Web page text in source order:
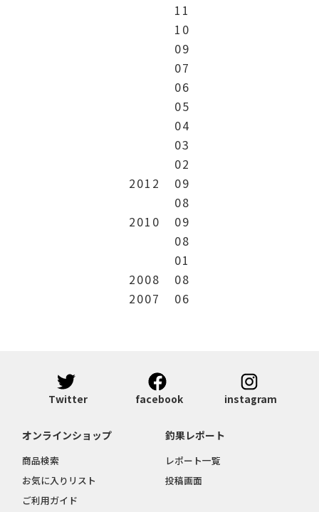
11
10
09
07
06
05
04
03
02
2012
09
08
2010
09
08
01
2008
08
2007
06
Twitter facebook instagram
オンラインショップ
商品検索
お気に入りリスト
ご利用ガイド
釣果レポート
レポート一覧
投稿画面